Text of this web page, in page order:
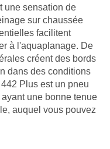
une sensation de
sur chaussée
facilitent
à l'aquaplanage. De
créent des bords
dans des conditions
Plus est un pneu
une bonne tenue
auquel vous pouvez